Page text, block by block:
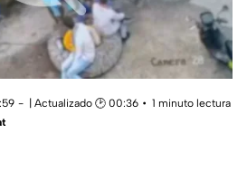
| Actualizado 🕑 00:36
1 minuto lectura